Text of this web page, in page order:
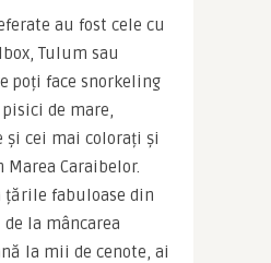
au fost cele cu
Tulum sau
poți face snorkeling
de mare,
și cei mai colorați și
Caraibelor.
țările fabuloase din
la mâncarea
la mii de cenote, ai